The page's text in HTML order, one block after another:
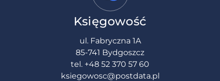
Księgowość
ul. Fabryczna 1A
85-741 Bydgoszcz
tel. +48 52 370 57 60
ksiegowosc@postdata.pl